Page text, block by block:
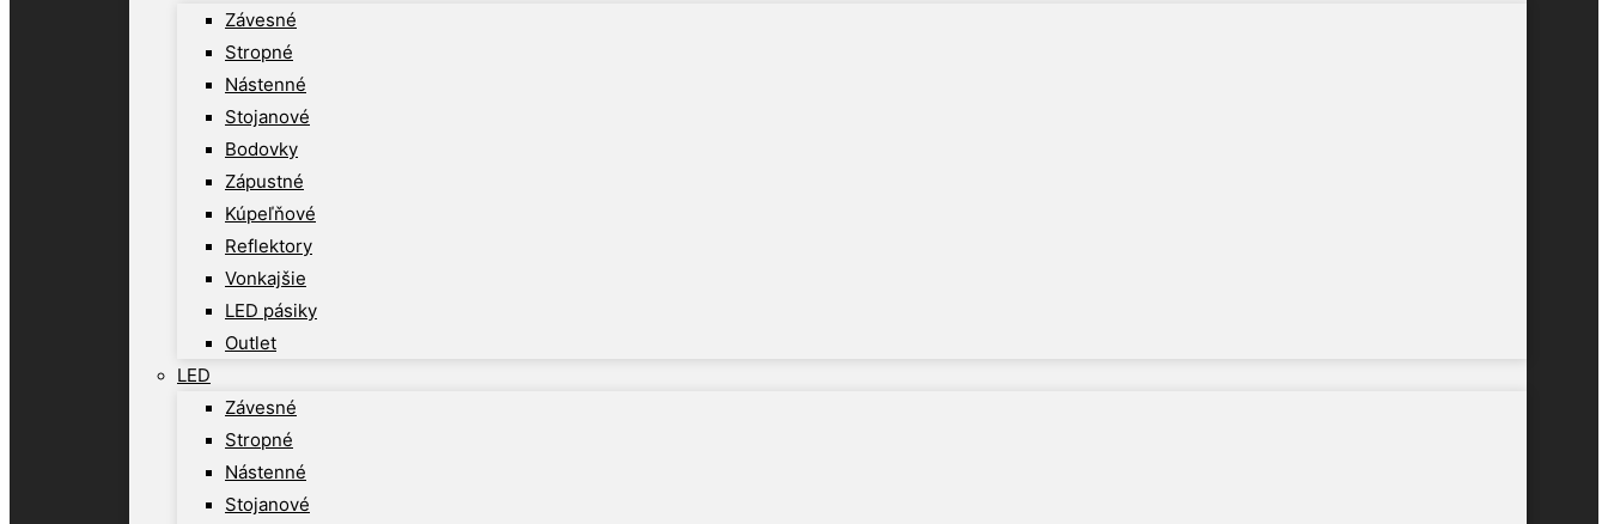
Závesné
Stropné
Nástenné
Stojanové
Bodovky
Zápustné
Kúpeľňové
Reflektory
Vonkajšie
LED pásiky
Outlet
LED
Závesné
Stropné
Nástenné
Stojanové